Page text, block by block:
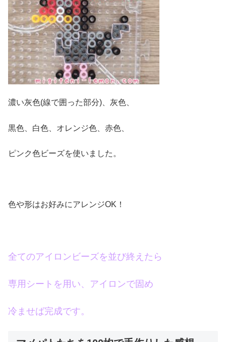
濃い灰色(線で囲った部分)、灰色、
黒色、白色、オレンジ色、赤色、
ピンク色ビーズを使いました。
色や形はお好みにアレンジOK！
全てのアイロンビーズを並び終えたら
専用シートを用い、アイロンで固め
冷ませば完成です。